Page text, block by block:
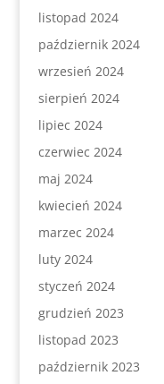
listopad 2024
październik 2024
wrzesień 2024
sierpień 2024
lipiec 2024
czerwiec 2024
maj 2024
kwiecień 2024
marzec 2024
luty 2024
styczeń 2024
grudzień 2023
listopad 2023
październik 2023